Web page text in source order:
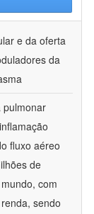
e da oferta
da
pulmonar
fluxo aéreo
de
com
sendo